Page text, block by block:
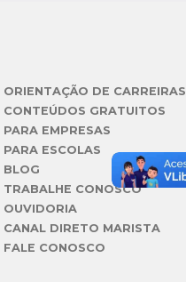
ORIENTAÇÃO DE CARREIRAS
CONTEÚDOS GRATUITOS
PARA EMPRESAS
PARA ESCOLAS
BLOG
TRABALHE CONOSCO
OUVIDORIA
CANAL DIRETO MARISTA
FALE CONOSCO